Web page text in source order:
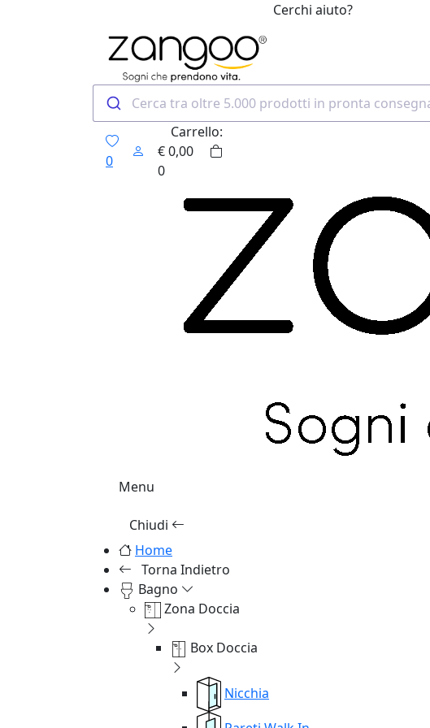
Cerchi aiuto?
0
Carrello:
€0,00
0
Menu
Chiudi
Home
Torna Indietro
Bagno
Zona Doccia
Box Doccia
Nicchia